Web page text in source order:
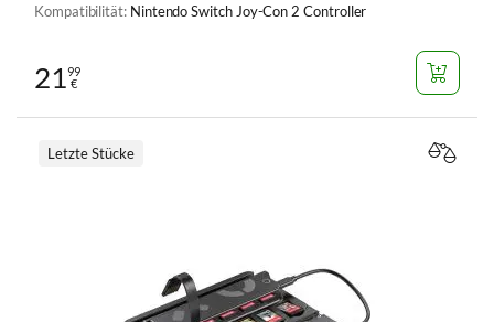
Kompatibilität: Nintendo Switch Joy-Con 2 Controller
2199
€
Letzte Stücke